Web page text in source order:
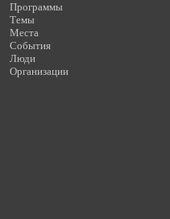
Программы
Темы
Места
События
Люди
Организации